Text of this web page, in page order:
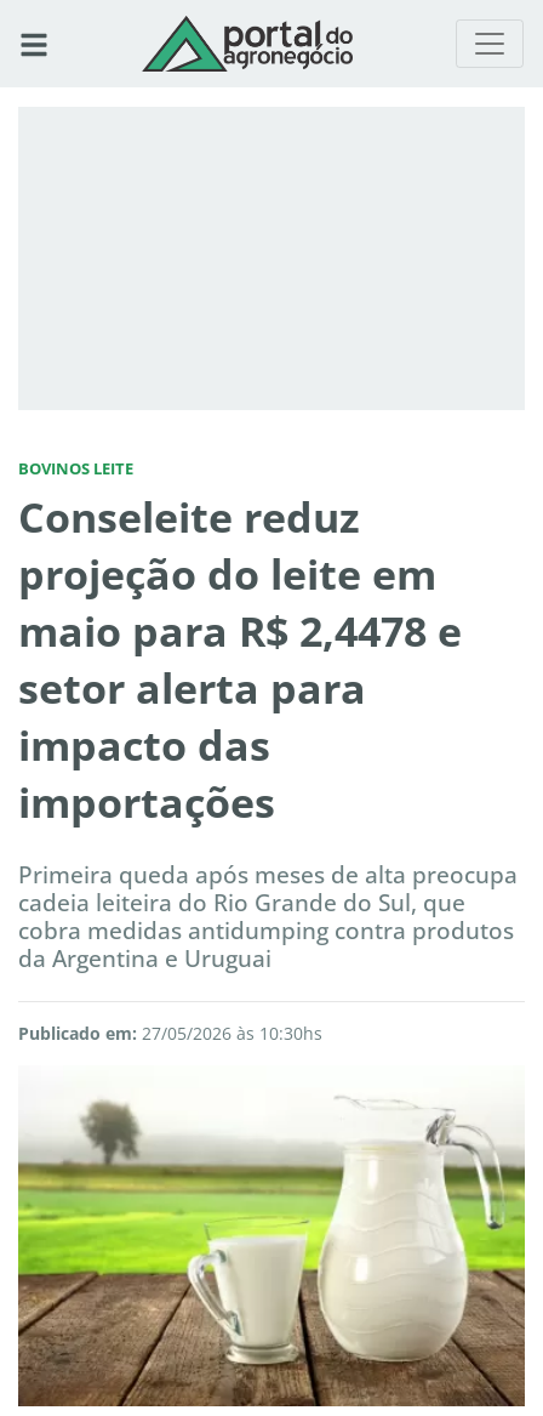
BOVINOS LEITE
Conseleite reduz
projeção do leite em
maio para R$ 2,4478 e
setor alerta para
impacto das
importações
Primeira queda após meses de alta preocupa
cadeia leiteira do Rio Grande do Sul, que
cobra medidas antidumping contra produtos
da Argentina e Uruguai
Publicado em: 27/05/2026 às 10:30hs